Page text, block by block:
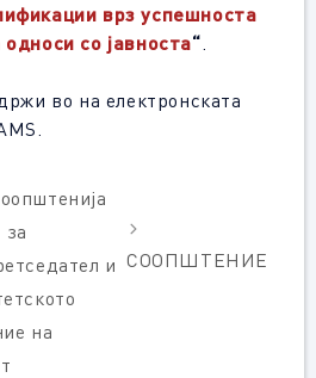
врз успешноста
со јавноста“.
во на електронската
за
и
на
СООПШТЕНИЕ